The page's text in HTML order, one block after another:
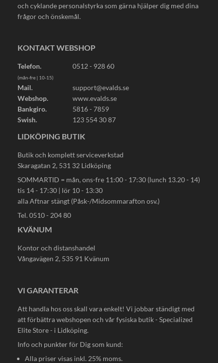
och cyklande personalstyrka som gärna hjälper dig med dina
frågor och önskemål.
KONTAKT WEBSHOP
Telefon. 0512 - 928 60
(mån-fre | 10-15)
Mail.
support@evalds.se
Webshop.
www.evalds.se
Bankgiro.
5816 - 7859
Swish.
123 554 30 87
LIDKÖPING BUTIK
Butik och komplett serviceverkstad
Skaragatan 2, 531 32 Lidköping
SOMMARTID = mån, ons-fre 11:00 - 17:30 (lunch 13.20 - 14)
tis 14 - 17:30 | lör 10 - 13:30
alla Aftnar stängt (Påsk-/Midsommarafton osv.)
Tel. 0510 - 204 80
KVÄNUM
Kontor och distanshandel
Vångavägen 2, 535 91 Kvänum
VI GARANTERAR
Att handla hos oss skall vara enkelt! Vi jobbar ständigt med
att förbättra webshopen och vår fysiska butik - Specialized
Elite Store - i Lidköping.
Info och punkter för Dig som kund:
Alla priser visas inkl. 25% moms.